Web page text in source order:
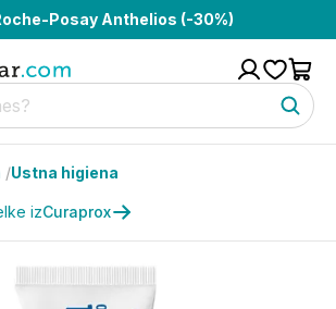
Posay Anthelios (-30%)
/Ustna higiena
izCuraprox